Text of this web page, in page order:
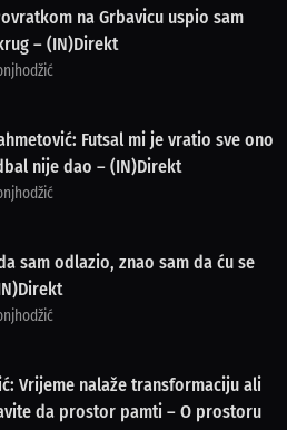
na Grbavicu uspio sam
– (IN)Direkt
Futsal mi je vratio sve ono
nije dao – (IN)Direkt
sam odlazio, znao sam da ću se
Vrijeme nalaže transformaciju ali
da prostor pamti – O prostoru